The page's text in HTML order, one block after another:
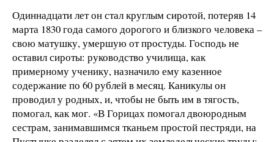
Одиннадцати лет он стал круглым сиротой, потеряв 14
марта 1830 года самого дорогого и близкого человека –
свою матушку, умершую от простуды. Господь не
оставил сироты: руководство училища, как
примерному ученику, назначило ему казенное
содержание по 60 рублей в месяц. Каникулы он
проводил у родных, и, чтобы не быть им в тягость,
помогал, как мог. «В Горицах помогал двоюродным
сестрам, занимавшимся тканьем простой пестряди, на